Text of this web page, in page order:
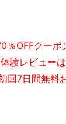
％OFFクーポ
体験レビュー
回7日間無料